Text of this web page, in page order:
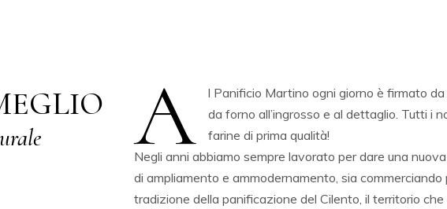
A
l Panificio Martino ogni giorno è firmato
da forno all’ingrosso e al dettaglio. Tutti i
farine di prima qualità!
Negli anni abbiamo sempre lavorato per dare una
di ampliamento e ammodernamento, sia
tradizione della panificazione del Cilento, il territorio